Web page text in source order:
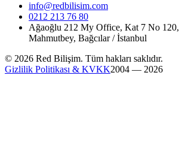
info@redbilisim.com
0212 213 76 80
Ağaoğlu 212 My Office, Kat 7 No 120,
Mahmutbey, Bağcılar / İstanbul
© 2026 Red Bilişim. Tüm hakları saklıdır.
Gizlilik Politikası & KVKK2004 — 2026